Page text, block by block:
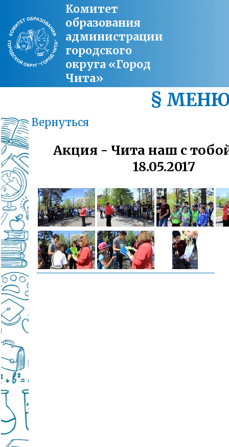
Комитет
образования
администрации
городского
округа «Город
Чита»
§
Вернуться
Акция - Чита наш с
18.05.2017